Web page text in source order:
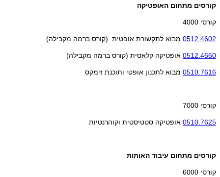
קורסים מתחום האופטיקה
קורסי 4000
0512.4602 מבוא לתקשורת אופטית (קורס ברמה מקבילה)
0512.4660 אופטיקה קלאסית (קורס ברמה מקבילה)
0510.7616 מבוא לתכנון אופטי ותוכנת זימקס
קורסי 7000
0510.7625 אופטיקה סטטיסטית וקוהרנטיות
קורסים מתחום עיבוד האותות
קורסי 6000